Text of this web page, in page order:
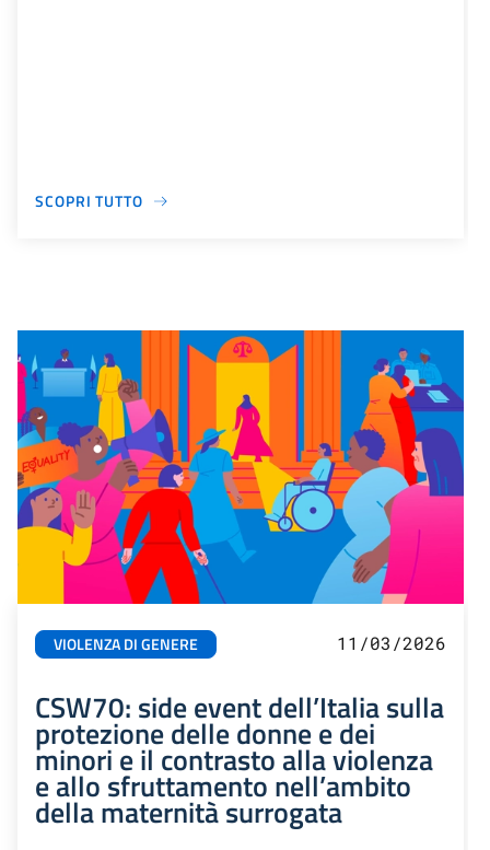
SCOPRI TUTTO
VIOLENZA DI GENERE 11/03/2026
CSW70: side event dell’Italia sulla
protezione delle donne e dei
minori e il contrasto alla violenza
e allo sfruttamento nell’ambito
della maternità surrogata